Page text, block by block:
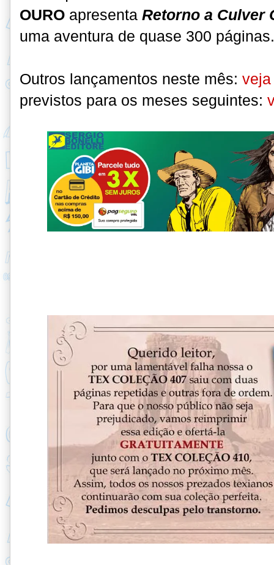
OURO apresenta Retorno a Culver
uma aventura de quase 300
Outros lançamentos neste mês:
previstos para os meses seguintes: